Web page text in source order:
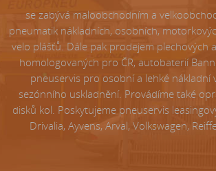
se zabývá maloobchodním a
pneumatik nákladních, osobních,
velo plášťů. Dále pak prodejem plechových
homologovaných pro ČR, autobaterií
pneuservis pro osobní a lehké nákladní
sezónního uskladnění. Provádíme také
disků kol. Poskytujeme pneuservis
Drivalia, Ayvens, Arval, Volkswagen,